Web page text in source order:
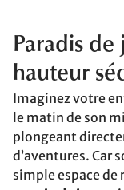
Paradis
hauteur
Imaginez votre
le matin de son
plongeant
d’aventures. Car
simple espace